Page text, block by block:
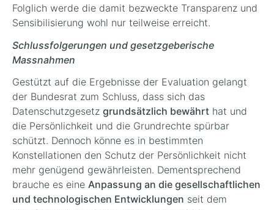
Folglich werde die damit bezweckte Transparenz und
Sensibilisierung wohl nur teilweise erreicht.
Schlussfolgerungen und gesetzgeberische
Massnahmen
Gestützt auf die Ergebnisse der Evaluation gelangt
der Bundesrat zum Schluss, dass sich das
Datenschutzgesetz grundsätzlich bewährt hat und
die Persönlichkeit und die Grundrechte spürbar
schützt. Dennoch könne es in bestimmten
Konstellationen den Schutz der Persönlichkeit nicht
mehr genügend gewährleisten. Dementsprechend
brauche es eine Anpassung an die gesellschaftlichen
und technologischen Entwicklungen seit dem